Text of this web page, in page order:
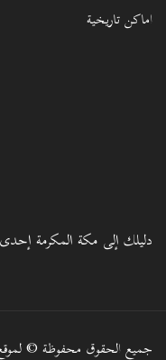
اماكن تاريخية
دليلك إلى مكة المكرمة
جميع الحقوق محفوظة ©